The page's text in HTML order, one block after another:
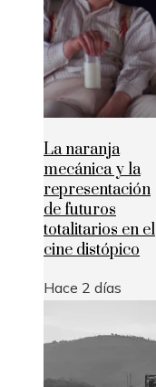
La naranja
mecánica y la
representación
de futuros
totalitarios en el
cine distópico
Hace 2 días